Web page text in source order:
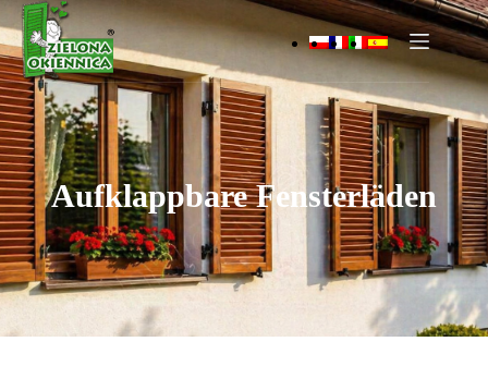
Aufklappbare Fensterläden